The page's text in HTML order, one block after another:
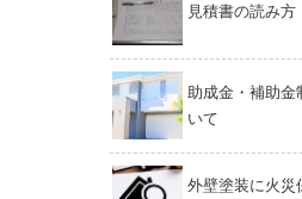
見積書の読み方
助成金・補助金
いて
外壁塗装に火災